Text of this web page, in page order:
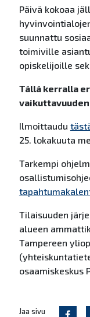
Päivä kokoaa
suunnattu
toimiville
opiskelijoille
Tällä kerralla
Ilmoittaudu
25. lokakuuta
Tarkempi
Tilaisuuden
alueen
Tampereen
osaamiskeskus
Jaa sivu